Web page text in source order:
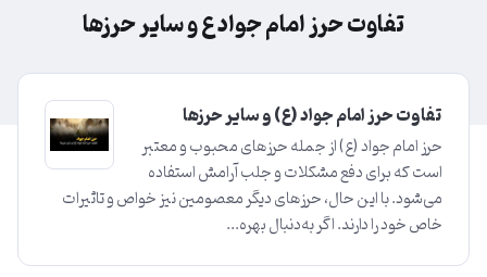
تفاوت حرز امام جواد ع و سایر حرزها
تفاوت حرز امام جواد (ع) و سایر حرزها
حرز امام جواد (ع) از جمله حرزهای محبوب و معتبر
است که برای دفع مشکلات و جلب آرامش استفاده
می‌شود. با این حال، حرزهای دیگر معصومین نیز خواص و تاثیرات
خاص خود را دارند. اگر به‌دنبال بهره‌...